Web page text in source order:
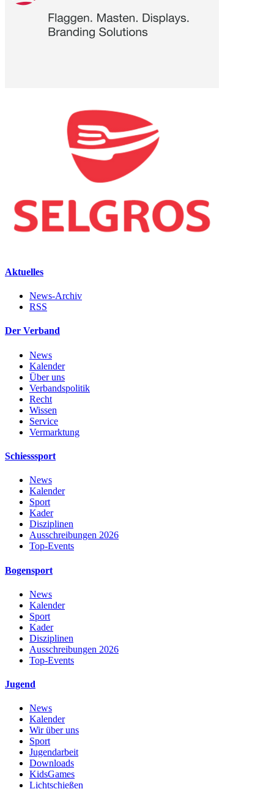
Aktuelles
News-Archiv
RSS
Der Verband
News
Kalender
Über uns
Verbandspolitik
Recht
Wissen
Service
Vermarktung
Schiesssport
News
Kalender
Sport
Kader
Disziplinen
Ausschreibungen 2026
Top-Events
Bogensport
News
Kalender
Sport
Kader
Disziplinen
Ausschreibungen 2026
Top-Events
Jugend
News
Kalender
Wir über uns
Sport
Jugendarbeit
Downloads
KidsGames
Lichtschießen